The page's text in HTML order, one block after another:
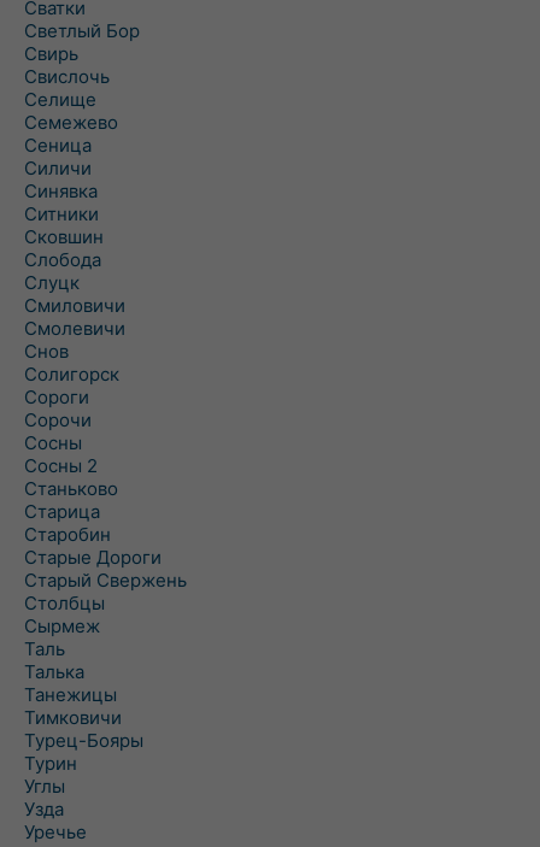
Сватки
Светлый Бор
Свирь
Свислочь
Селище
Семежево
Сеница
Силичи
Синявка
Ситники
Сковшин
Слобода
Слуцк
Смиловичи
Смолевичи
Снов
Солигорск
Сороги
Сорочи
Сосны
Сосны 2
Станьково
Старица
Старобин
Старые Дороги
Старый Свержень
Столбцы
Сырмеж
Таль
Талька
Танежицы
Тимковичи
Турец-Бояры
Турин
Углы
Узда
Уречье